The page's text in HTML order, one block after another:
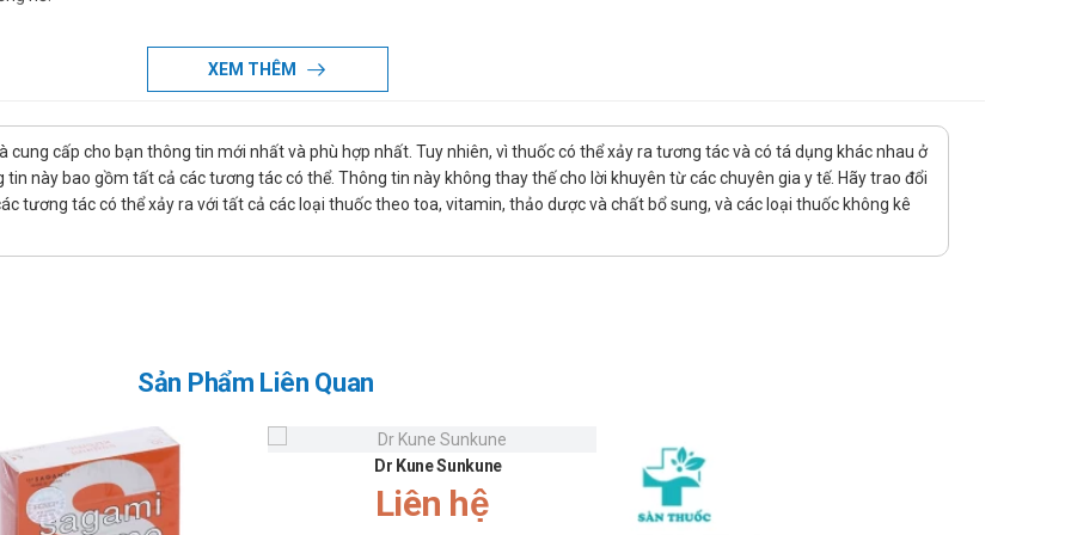
Clear Plastic
các dung dịch khử trùng.
cáo hoặc do chuyên gia khuyên dùng.
khi dùng.
Clear Plastic
người. Thông báo cho bác sĩ những tác dụng không mong muốn gặp phải khi dùng thuốc. Có thể xuất hiện ngứa, ban đỏ tại nơi
XEM THÊM
cung cấp cho bạn thông tin mới nhất và phù hợp nhất. Tuy nhiên, vì thuốc có thể xảy ra tương tác và có tá dụng khác nhau ở
này bao gồm tất cả các tương tác có thể. Thông tin này không thay thế cho lời khuyên từ các chuyên gia y tế. Hãy trao đổi
tương tác có thể xảy ra với tất cả các loại thuốc theo toa, vitamin, thảo dược và chất bổ sung, và các loại thuốc không kê
Sản Phẩm Liên Quan
Dr Kune Sunkune
Liên hệ